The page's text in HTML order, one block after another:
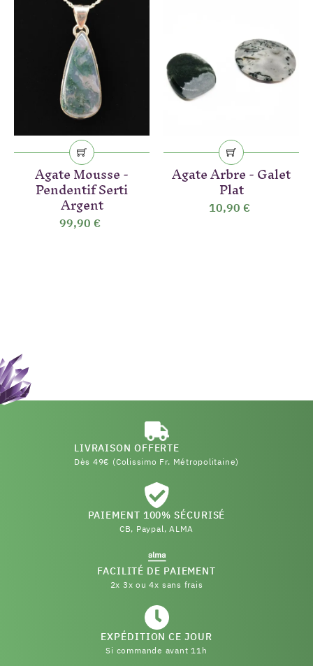
Agate Mousse -
Pendentif Serti
Argent
99,90 €
Agate Arbre - Galet
Plat
10,90 €
LIVRAISON OFFERTE
Dès 49€ (Colissimo Fr. Métropolitaine)
PAIEMENT 100% SÉCURISÉ
CB, Paypal, ALMA
FACILITÉ DE PAIEMENT
2x 3x ou 4x sans frais
EXPÉDITION CE JOUR
Si commande avant 11h